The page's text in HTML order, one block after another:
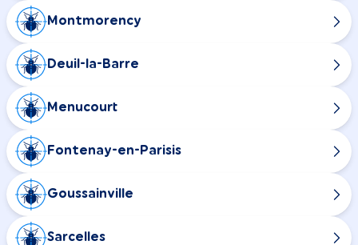
Montmorency
Deuil-la-Barre
Menucourt
Fontenay-en-Parisis
Goussainville
Sarcelles